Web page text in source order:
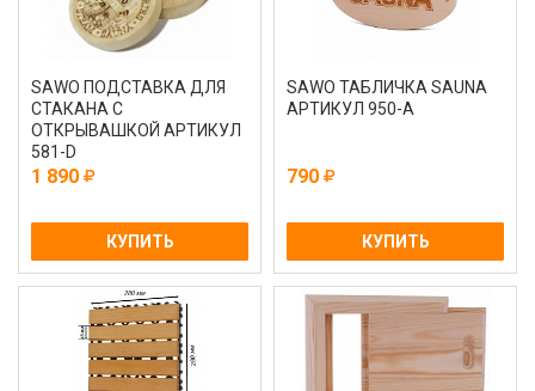
SAWO ПОДСТАВКА ДЛЯ
СТАКАНА С
ОТКРЫВАШКОЙ АРТИКУЛ
581-D
1 890
КУПИТЬ
SAWO ТАБЛИЧКА SAUNA
АРТИКУЛ 950-A
790
КУПИТЬ